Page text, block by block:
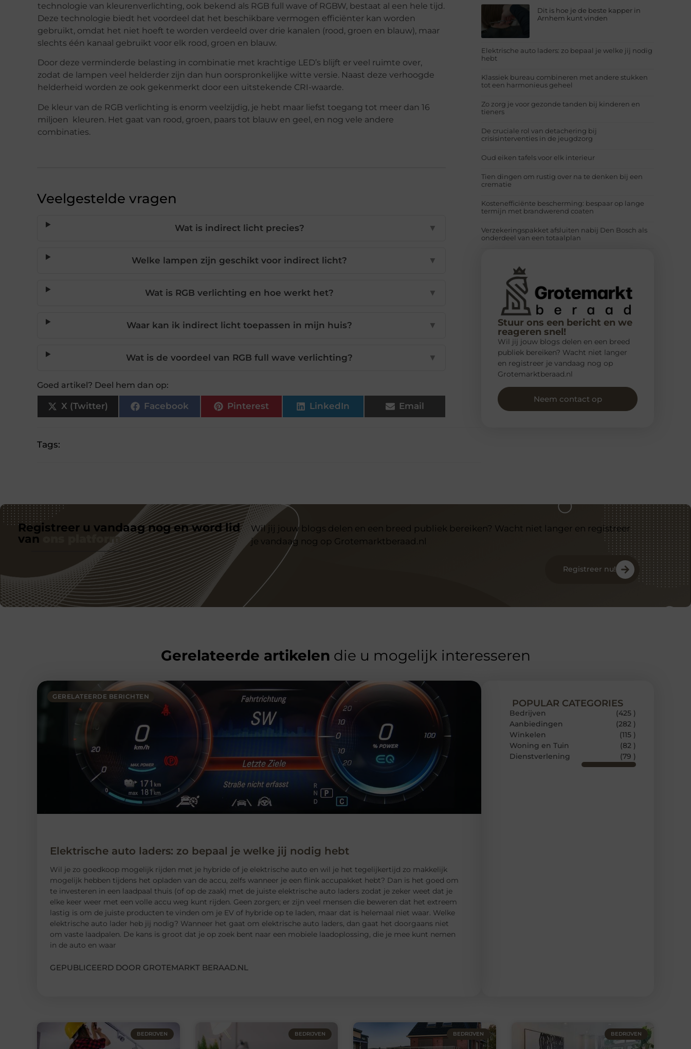
technologie van kleurenverlichting, ook bekend als RGB full wave of RGBW, bestaat al een hele tijd.
Deze technologie biedt het voordeel dat het beschikbare vermogen efficiënter kan worden
gebruikt, omdat het niet hoeft te worden verdeeld over drie kanalen (rood, groen en blauw), maar
slechts één kanaal gebruikt voor elk rood, groen en blauw.
Door deze verminderde belasting in combinatie met krachtige LED’s blijft er veel ruimte over,
zodat de lampen veel helderder zijn dan hun oorspronkelijke witte versie. Naast deze verhoogde
helderheid worden ze ook gekenmerkt door een uitstekende CRI-waarde.
De kleur van de RGB verlichting is enorm veelzijdig, je hebt maar liefst toegang tot meer dan 16
miljoen kleuren. Het gaat van rood, groen, paars tot blauw en geel, en nog vele andere
combinaties.
Veelgestelde vragen
Wat is indirect licht precies? ▼
Welke lampen zijn geschikt voor indirect licht? ▼
Wat is RGB verlichting en hoe werkt het? ▼
Waar kan ik indirect licht toepassen in mijn huis? ▼
Wat is de voordeel van RGB full wave verlichting? ▼
Goed artikel? Deel hem dan op:
X (Twitter) Facebook Pinterest LinkedIn Email
Tags:
Dit is hoe je de beste kapper in
Arnhem kunt vinden
Elektrische auto laders: zo bepaal je welke jij nodig
hebt
Klassiek bureau combineren met andere stukken
tot een harmonieus geheel
Zo zorg je voor gezonde tanden bij kinderen en
tieners
De cruciale rol van detachering bij
crisisinterventies in de jeugdzorg
Oud eiken tafels voor elk interieur
Tien dingen om rustig over na te denken bij een
crematie
Kostenefficiënte bescherming: bespaar op lange
termijn met brandwerend coaten
Verzekeringspakket afsluiten nabij Den Bosch als
onderdeel van een totaalplan
Stuur ons een bericht en we
reageren snel!
Wil jij jouw blogs delen en een breed
publiek bereiken? Wacht niet langer
en registreer je vandaag nog op
Grotemarktberaad.nl
Neem contact op
Registreer u vandaag nog en word lid
van
ons platform
Wil jij jouw blogs delen en een breed publiek bereiken? Wacht niet langer en registreer
je vandaag nog op Grotemarktberaad.nl
Registreer nu!
Gerelateerde artikelen die u mogelijk interesseren
GERELATEERDE BERICHTEN
Elektrische auto laders: zo bepaal je welke jij nodig hebt
Wil je zo goedkoop mogelijk rijden met je hybride of je elektrische auto en wil je het tegelijkertijd zo makkelijk
mogelijk hebben tijdens het opladen van de accu, zelfs wanneer je een flink accupakket hebt? Dan is het goed om
te investeren in een laadpaal thuis (of op de zaak) met de juiste elektrische auto laders zodat je zeker weet dat je
elke keer weer met een volle accu weg kunt rijden. Geen zorgen; er zijn veel mensen die beweren dat het extreem
lastig is om de juiste producten te vinden om je EV of hybride op te laden, maar dat is helemaal niet waar. Welke
elektrische auto lader heb jij nodig? Wanneer het gaat om elektrische auto laders, dan gaat het doorgaans niet
om vaste laadpalen. De kans is groot dat je op zoek bent naar een mobiele laadoplossing, die je mee kunt nemen
in de auto en waar
GEPUBLICEERD DOOR GROTEMARKT BERAAD.NL
POPULAR CATEGORIES
Bedrijven
(425 )
Aanbiedingen
(282 )
Winkelen
(115 )
Woning en Tuin
(82 )
Dienstverlening
(79 )
BEDRIJVEN BEDRIJVEN BEDRIJVEN BEDRIJVEN